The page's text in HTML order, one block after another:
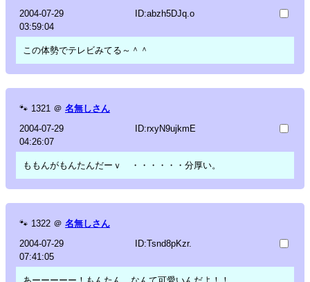
2004-07-29
03:59:04
ID:abzh5DJq.o
この体勢でテレビみてる～＾＾
🐾 1321 ＠ 名無しさん
2004-07-29
04:26:07
ID:rxyN9ujkmE
ももんがもんたんだーｖ ・・・・・・分厚い。
🐾 1322 ＠ 名無しさん
2004-07-29
07:41:05
ID:Tsnd8pKzr.